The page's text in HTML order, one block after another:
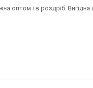
оптом і в роздріб. Вигідна